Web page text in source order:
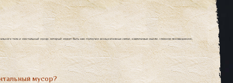
тела и ментальный мусор, который может быть как: ползучие ассоциативные связи, навязчивые мысли, «ложное ясновидение».
мусор?